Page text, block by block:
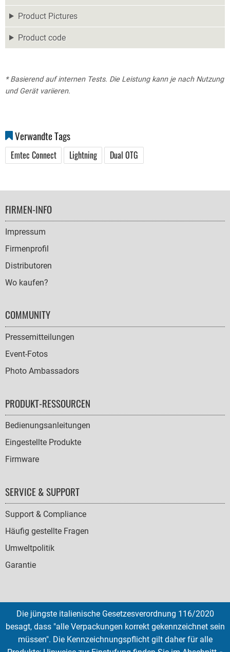
Product Pictures
Product code
* Basierend auf internen Tests. Die Leistung kann je nach Nutzung
und Gerät variieren.
Verwandte Tags
Emtec Connect Lightning Dual OTG
FOOTER
NAVIGATION
FIRMEN-INFO
Impressum
Firmenprofil
Distributoren
Wo kaufen?
COMMUNITY
Pressemitteilungen
Event-Fotos
Photo Ambassadors
PRODUKT-RESSOURCEN
Bedienungsanleitungen
Eingestellte Produkte
Firmware
SERVICE & SUPPORT
Support & Compliance
Häufig gestellte Fragen
Umweltpolitik
Garantie
SOCIAL
ICONS
Die jüngste italienische Gesetzesverordnung 116/2020
besagt, dass "alle Verpackungen korrekt gekennzeichnet sein
müssen". Die Kennzeichnungspflicht gilt daher für alle